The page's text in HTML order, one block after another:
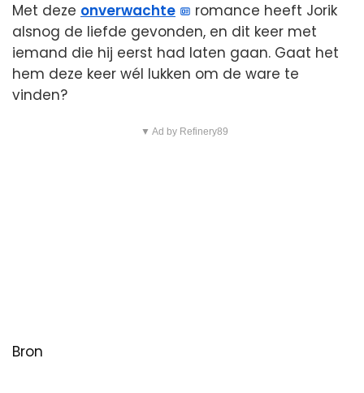
Met deze onverwachte
romance heeft Jorik
alsnog de liefde gevonden, en dit keer met
iemand die hij eerst had laten gaan. Gaat het
hem deze keer wél lukken om de ware te
vinden?
▼ Ad by Refinery89
Bron